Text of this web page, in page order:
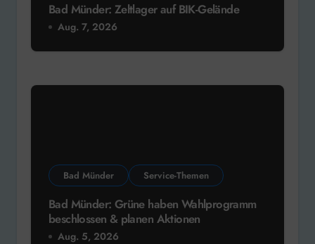
Bad Münder: Zeltlager auf BIK-Gelände
Aug. 7, 2026
Bad Münder Service-Themen
Bad Münder: Grüne haben Wahlprogramm
beschlossen & planen Aktionen
Aug. 5, 2026